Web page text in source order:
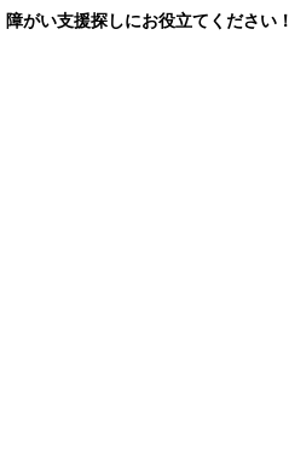
障がい支援探しにお役立てください！